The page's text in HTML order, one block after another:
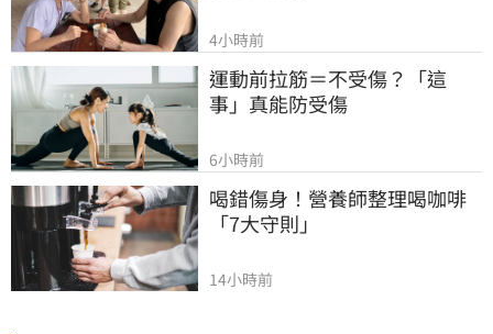
4小時前
運動前拉筋＝不受傷？「這
事」真能防受傷
6小時前
喝錯傷身！營養師整理喝咖啡
「7大守則」
14小時前